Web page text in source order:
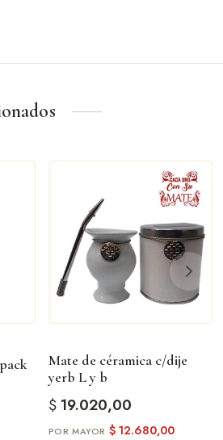
Mate de céramica c/dije
yerb L y b
$19.020,00
$12.680,00